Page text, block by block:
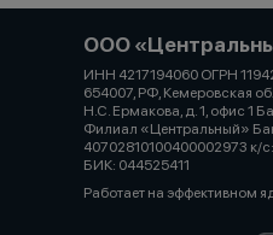
ООО
ИНН 4217194060 ОГРН
654007, РФ, Кемеровская
Н.С. Ермакова, д. 1, офис 1
Филиал «Центральный»
40702810100400002973 к/
БИК: 044525411
Работает на эффективном